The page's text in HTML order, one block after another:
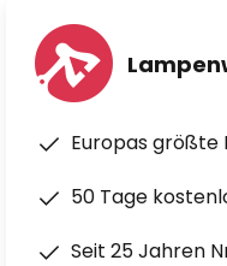
Europas größte
50 Tage
Seit 25 Jahren